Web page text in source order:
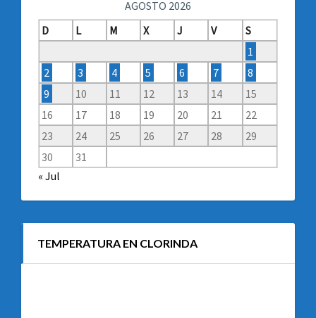
AGOSTO 2026
D
L M X J V
S
1
2
3 4 5 6 7
8
9
10 11 12 13 14
15
16
17 18 19 20 21
22
23
24 25 26 27 28
29
30
31
« Jul
TEMPERATURA EN CLORINDA